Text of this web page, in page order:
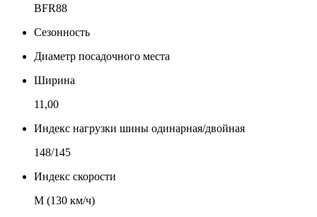
BFR88
Сезонность
Диаметр посадочного места
Ширина
11,00
Индекс нагрузки шины одинарная/двойная
148/145
Индекс скорости
М (130 км/ч)